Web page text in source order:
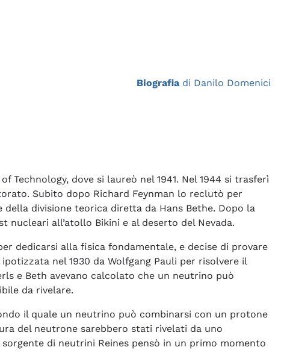
Biografia di Danilo Domenici
dove si laureò nel 1941. Nel 1944 si trasferì
Subito dopo Richard Feynman lo reclutò per
divisione teorica diretta da Hans Bethe. Dopo la
nucleari all’atollo Bikini e al deserto del Nevada.
dedicarsi alla fisica fondamentale, e decise di provare
nel 1930 da Wolfgang Pauli per risolvere il
e Beth avevano calcolato che un neutrino può
da rivelare.
il quale un neutrino può combinarsi con un protone
del neutrone sarebbero stati rivelati da uno
di neutrini Reines pensò in un primo momento